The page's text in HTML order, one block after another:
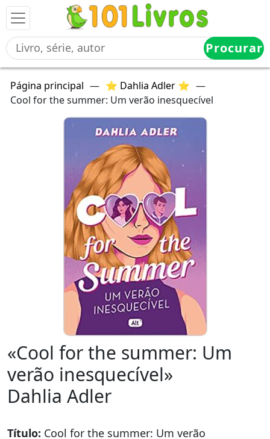
Procurar
Página principal — ⭐ Dahlia Adler ⭐ —
Cool for the summer: Um verão inesquecível
«Cool for the summer: Um
verão inesquecível»
Dahlia Adler
Título: Cool for the summer: Um verão